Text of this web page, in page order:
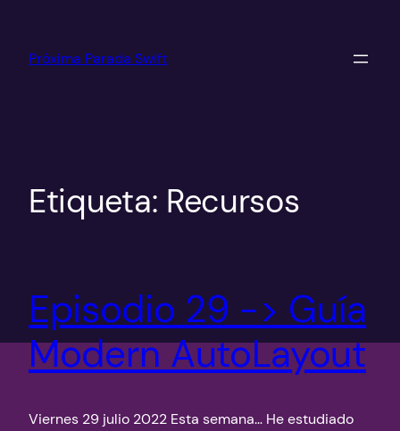
contenido
Próxima Parada Swift
Etiqueta: Recursos
Episodio 29 -> Guía
Modern AutoLayout
Viernes 29 julio 2022 Esta semana… He estudiado